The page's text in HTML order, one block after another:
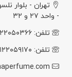
تهران - بلوار
- واحد ۲۷ و ۳۲
تلفن: ۰۲۱۲۲۰۵۰۳۶۶
تلفن: ۰۲۱۲۲۰۵۹۱۷۰